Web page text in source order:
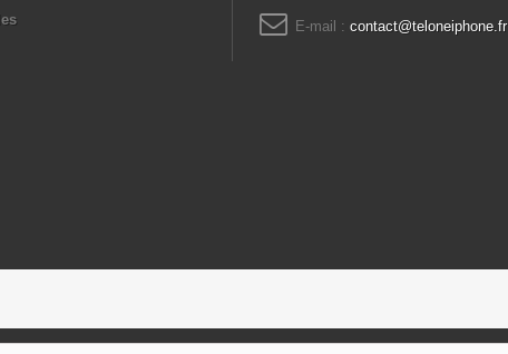
E-mail : contact@teloneiphone.fr